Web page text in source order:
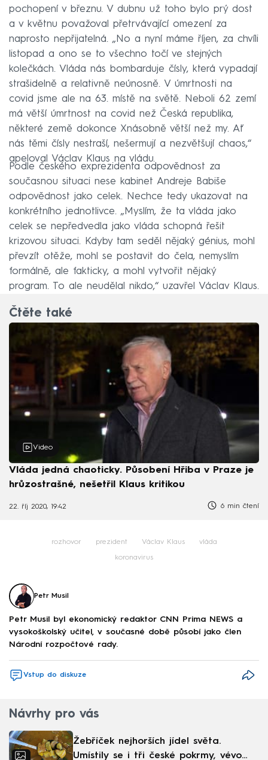
pochopení v březnu. V dubnu už toho bylo prý dost
a v květnu považoval přetrvávající omezení za
naprosto nepřijatelná. „No a nyní máme říjen, za chvíli
listopad a ono se to všechno točí ve stejných
kolečkách. Vláda nás bombarduje čísly, která vypadají
strašidelně a relativně neúnosně. V úmrtnosti na
covid jsme ale na 63. místě na světě. Neboli 62 zemí
má větší úmrtnost na covid než Česká republika,
některé země dokonce Xnásobně větší než my. Ať
nás těmi čísly nestraší, nešermují a nezvětšují chaos,“
apeloval Václav Klaus na vládu.
Podle českého exprezidenta odpovědnost za
současnou situaci nese kabinet Andreje Babiše
odpovědnost jako celek. Nechce tedy ukazovat na
konkrétního jednotlivce. „Myslím, že ta vláda jako
celek se nepředvedla jako vláda schopná řešit
krizovou situaci. Kdyby tam seděl nějaký génius, mohl
převzít otěže, mohl se postavit do čela, nemyslím
formálně, ale fakticky, a mohl vytvořit nějaký
program. To ale neudělal nikdo,“ uzavřel Václav Klaus.
Čtěte také
Video
Vláda jedná chaoticky. Působení Hřiba v Praze je
hrůzostrašné, nešetřil Klaus kritikou
22. říj 2020, 19:42 6 min čtení
rozhovor prezident Václav Klaus vláda
koronavirus
Petr Musil
Petr Musil byl ekonomický redaktor CNN Prima NEWS a
vysokoškolský učitel, v současné době působí jako člen
Národní rozpočtové rady.
Vstup do diskuze
Návrhy pro vás
Žebříček nejhorších jídel světa.
Umístily se i tři české pokrmy, vévodí